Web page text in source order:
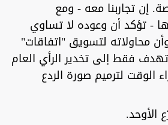
إن تجاربنا معه - ومع
- تؤكد أن وعوده لا تساوي
محاولاته لتسويق "اتفاقات"
فقط إلى تخدير الرأي العام
الوقت لترميم صورة الردع